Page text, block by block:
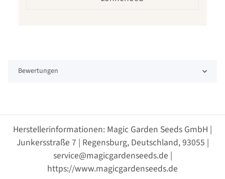
Bewertungen
Herstellerinformationen: Magic Garden Seeds GmbH |
Junkersstraße 7 | Regensburg, Deutschland, 93055 |
service@magicgardenseeds.de |
https://www.magicgardenseeds.de